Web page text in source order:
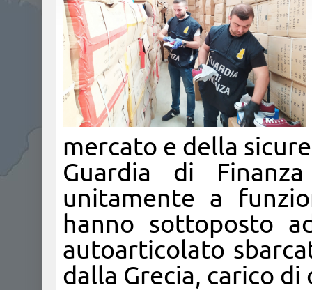
mercato e della
Guardia di
unitamente a
hanno sottoposto
autoarticolato
dalla Grecia, carico di